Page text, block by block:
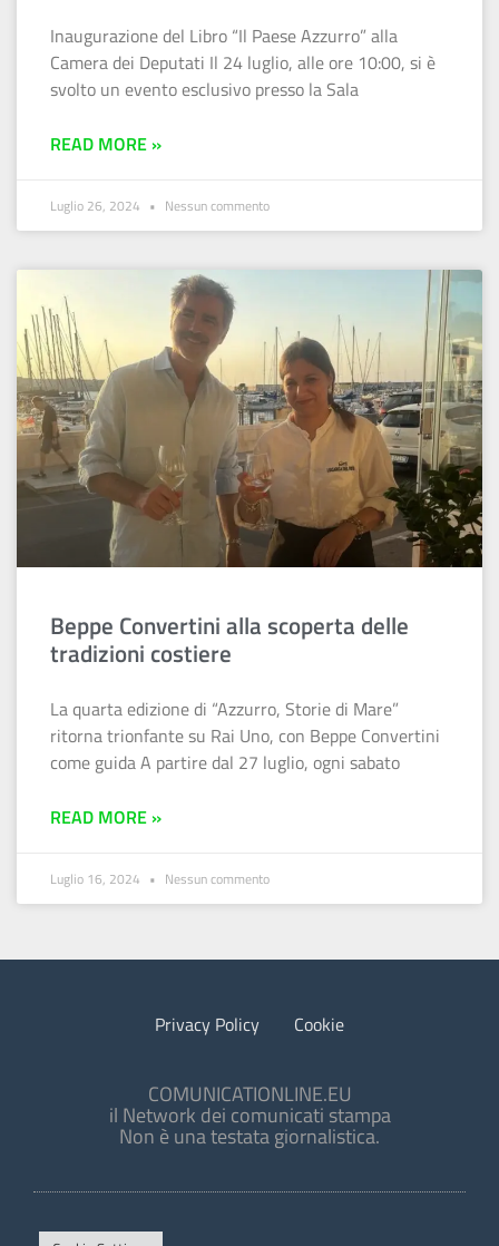
Inaugurazione del Libro “Il Paese Azzurro” alla
Camera dei Deputati Il 24 luglio, alle ore 10:00, si è
svolto un evento esclusivo presso la Sala
READ MORE »
Luglio 26, 2024 Nessun commento
Beppe Convertini alla scoperta delle
tradizioni costiere
La quarta edizione di “Azzurro, Storie di Mare”
ritorna trionfante su Rai Uno, con Beppe Convertini
come guida A partire dal 27 luglio, ogni sabato
READ MORE »
Luglio 16, 2024 Nessun commento
Privacy Policy Cookie
COMUNICATIONLINE.EU
il Network dei comunicati stampa
Non è una testata giornalistica.